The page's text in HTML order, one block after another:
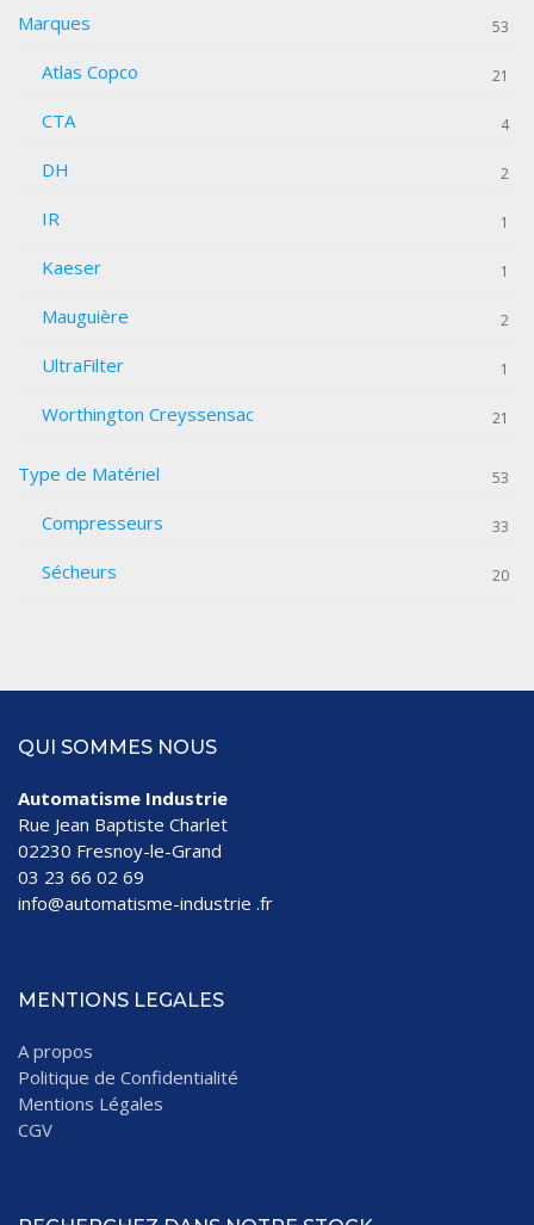
Marques 53
Atlas Copco 21
CTA 4
DH 2
IR 1
Kaeser 1
Mauguière 2
UltraFilter 1
Worthington Creyssensac 21
Type de Matériel 53
Compresseurs 33
Sécheurs 20
QUI SOMMES NOUS
Automatisme Industrie
Rue Jean Baptiste Charlet
02230 Fresnoy-le-Grand
03 23 66 02 69
info@automatisme-industrie .fr
MENTIONS LEGALES
A propos
Politique de Confidentialité
Mentions Légales
CGV